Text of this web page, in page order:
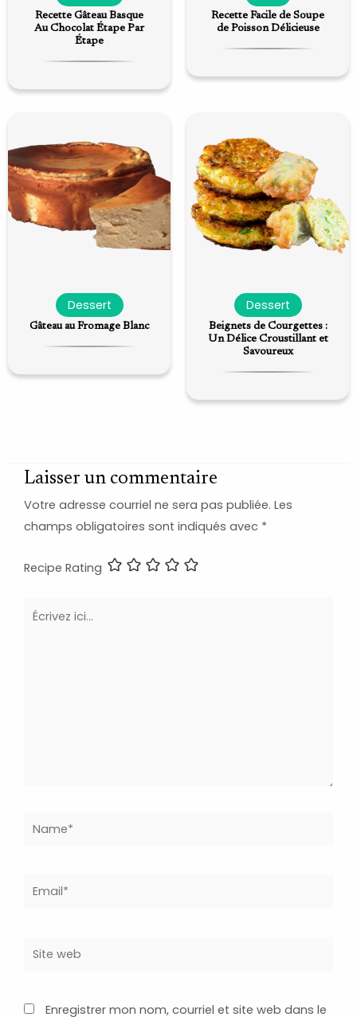
Recette Gâteau Basque
Au Chocolat Étape Par
Étape
Recette Facile de Soupe
de Poisson Délicieuse
Dessert
Gâteau au Fromage Blanc
Dessert
Beignets de Courgettes :
Un Délice Croustillant et
Savoureux
Laisser un commentaire
Votre adresse courriel ne sera pas publiée. Les
champs obligatoires sont indiqués avec *
Recipe Rating
Écrivez
Name*
Email*
Site
Enregistrer mon nom, courriel et site web dans le